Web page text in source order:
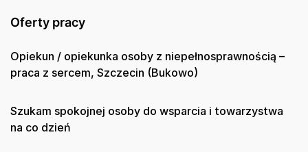
Oferty pracy
Opiekun / opiekunka osoby z niepełnosprawnością –
praca z sercem, Szczecin (Bukowo)
Szukam spokojnej osoby do wsparcia i towarzystwa
na co dzień